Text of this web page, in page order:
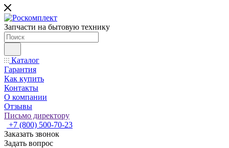
Запчасти на бытовую технику
Каталог
Гарантия
Как купить
Контакты
О компании
Отзывы
Письмо директору
+7 (800) 500-70-23
Заказать звонок
Задать вопрос